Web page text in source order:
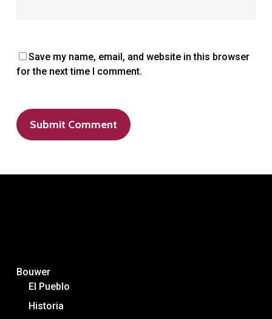
Save my name, email, and website in this browser
for the next time I comment.
Bouwer
El Pueblo
Historia